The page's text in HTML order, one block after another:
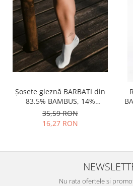
Șosete gleznă BARBATI din
83.5% BAMBUS, 14%
poliamidă, 2% elastan si
0.5% PPE, grosime medie
35,59 RON
16,27 RON
Nu rata ofertele si